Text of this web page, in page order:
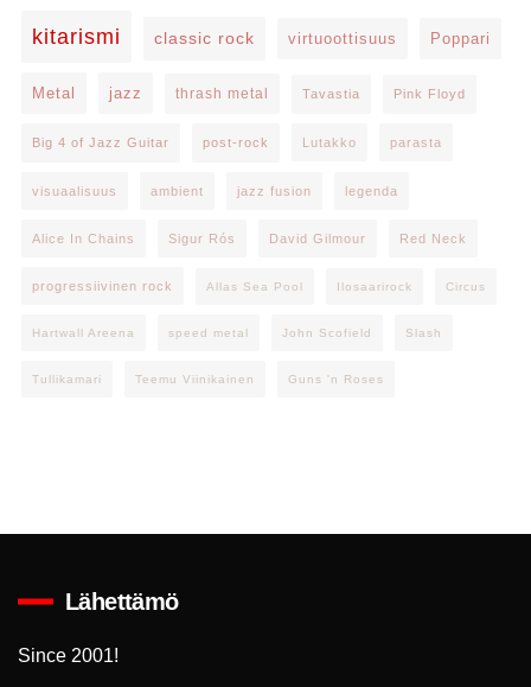
kitarismi classic rock virtuoottisuus Poppari
Metal jazz thrash metal Tavastia Pink Floyd
Big 4 of Jazz Guitar post-rock Lutakko parasta
visuaalisuus ambient jazz fusion legenda
Alice In Chains Sigur Rós David Gilmour Red Neck
progressiivinen rock Allas Sea Pool Ilosaarirock Circus
Hartwall Areena speed metal John Scofield Slash
Tullikamari Teemu Viinikainen Guns 'n Roses
Lähettämö
Since 2001!